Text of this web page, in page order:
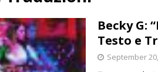
Becky G:
Testo e
September